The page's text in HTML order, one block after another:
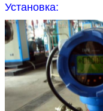
Установка: